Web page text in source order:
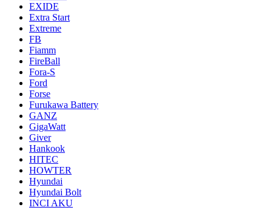
EXIDE
Extra Start
Extreme
FB
Fiamm
FireBall
Fora-S
Ford
Forse
Furukawa Battery
GANZ
GigaWatt
Giver
Hankook
HITEC
HOWTER
Hyundai
Hyundai Bolt
INCI AKU